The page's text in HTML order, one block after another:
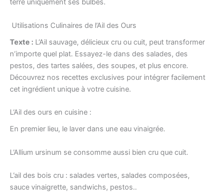
terre uniquement ses bulbes.
Utilisations Culinaires de l’Ail des Ours
Texte : L’Ail sauvage, délicieux cru ou cuit, peut transformer
n’importe quel plat. Essayez-le dans des salades, des
pestos, des tartes salées, des soupes, et plus encore.
Découvrez nos recettes exclusives pour intégrer facilement
cet ingrédient unique à votre cuisine.
L’Ail des ours en cuisine :
En premier lieu, le laver dans une eau vinaigrée.
L’Allium ursinum se consomme aussi bien cru que cuit.
L’ail des bois cru : salades vertes, salades composées,
sauce vinaigrette, sandwichs, pestos..